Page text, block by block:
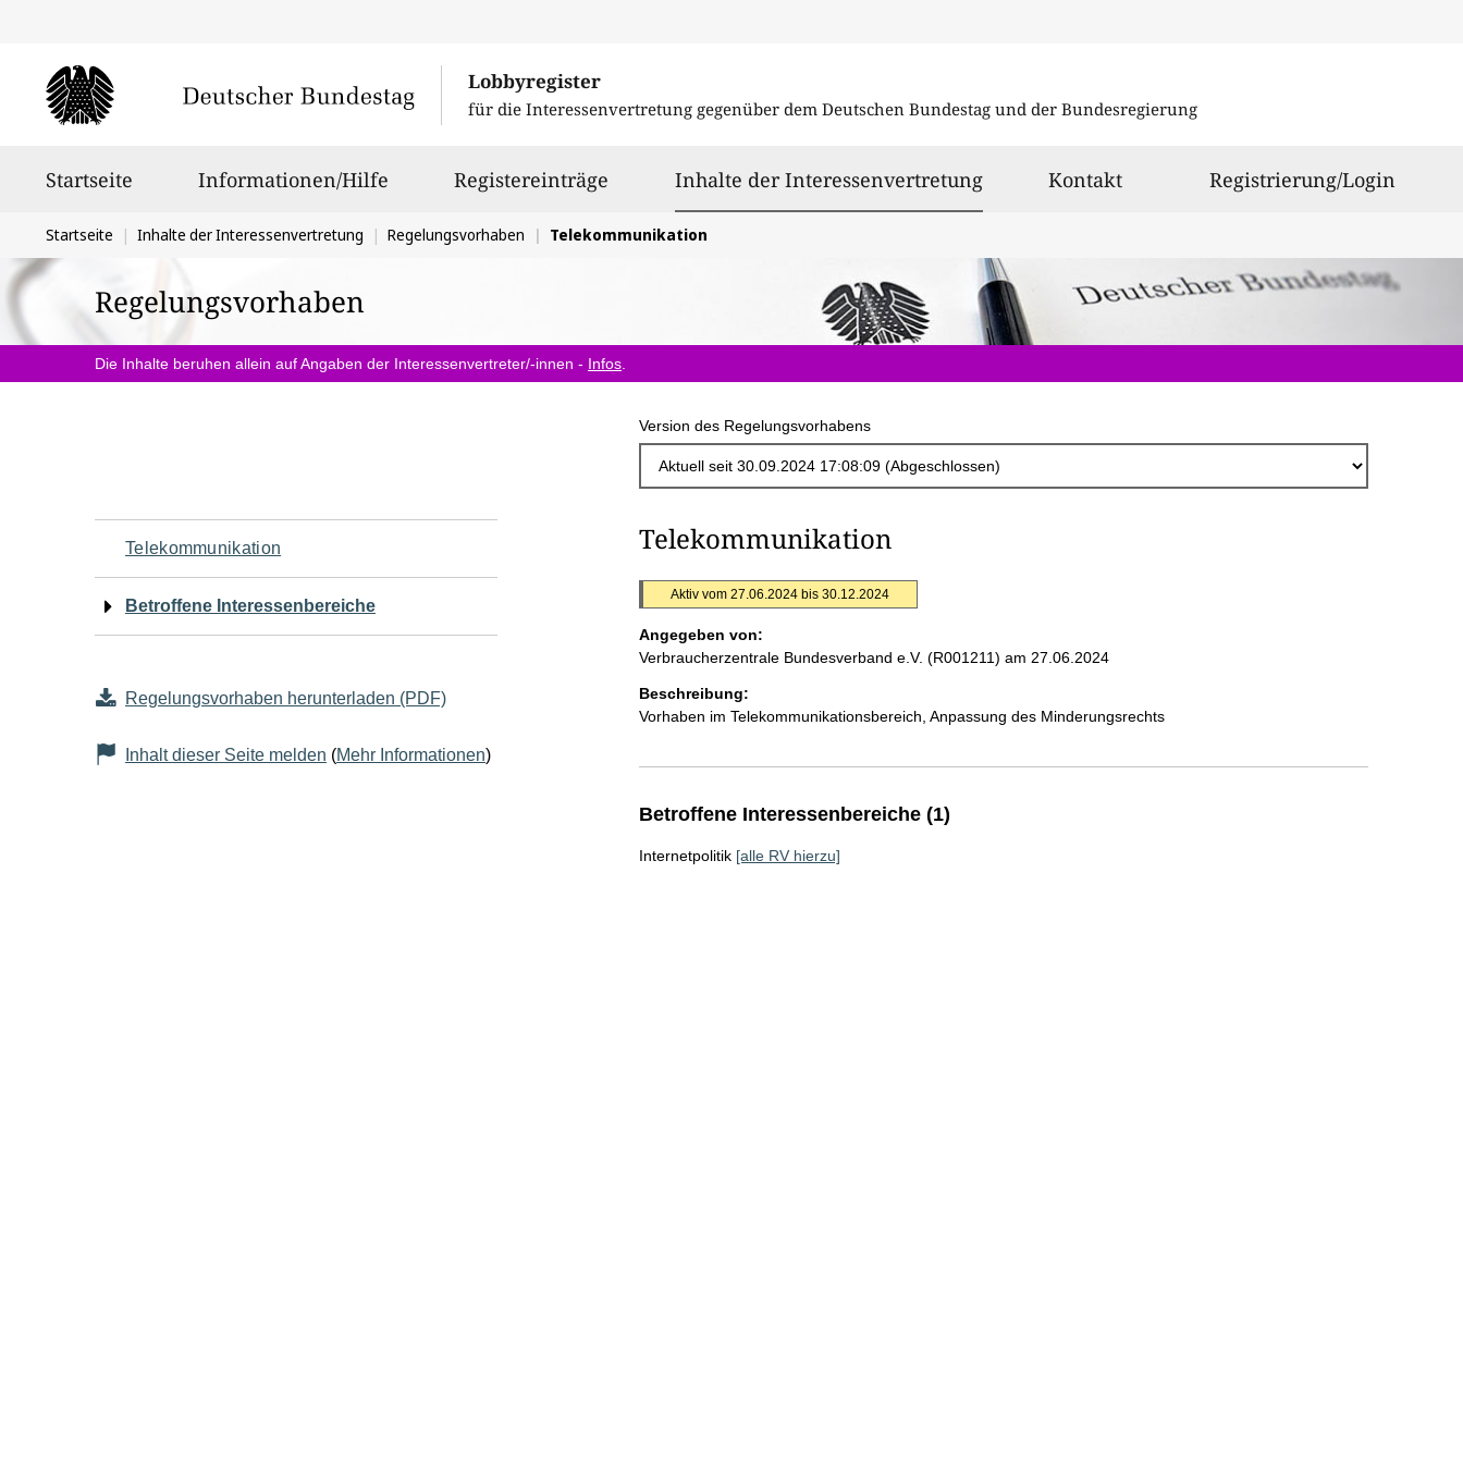
Lobbyregister
für die Interessenvertretung gegenüber dem Deutschen Bundestag und der Bundesregierung
Startseite Informationen/Hilfe Registereinträge Inhalte der Interessenvertretungausgewählt
Kontakt Registrierung/Login
Sie
befinden
sich
hier:
Startseite Inhalte der Interessenvertretung Regelungsvorhaben Telekommunikation
Regelungsvorhaben
Die Inhalte beruhen allein auf Angaben der Interessenvertreter/-innen - Infos
Version des Regelungsvorhabens
Navigation
für
Seiteninhalt
Telekommunikation
Betroffene Interessenbereiche
Regelungsvorhaben herunterladen (PDF)
Inhalt dieser Seite melden (Mehr Informationen)
Telekommunikation
Aktiv vom 27.06.2024 bis 30.12.2024
Angegeben von:
Verbraucherzentrale Bundesverband e.V. (R001211) am 27.06.2024
Beschreibung:
Vorhaben im Telekommunikationsbereich, Anpassung des Minderungsrechts
Betroffene Interessenbereiche (1)
Internetpolitik [alle RV hierzu]